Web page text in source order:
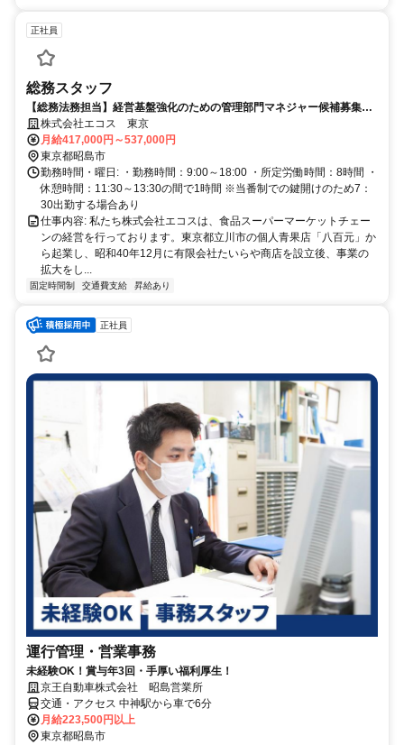
正社員
総務スタッフ
【総務法務担当】経営基盤強化のための管理部門マネジャー候補募集★
東証一部上場
株式会社エコス 東京
月給417,000円～537,000円
東京都昭島市
勤務時間・曜日: ・勤務時間：9:00～18:00 ・所定労働時間：8時間 ・
休憩時間：11:30～13:30の間で1時間 ※当番制での鍵開けのため7：
30出勤する場合あり
仕事内容: 私たち株式会社エコスは、食品スーパーマーケットチェー
ンの経営を行っております。東京都立川市の個人青果店「八百元」か
ら起業し、昭和40年12月に有限会社たいらや商店を設立後、事業の
拡大をし...
固定時間制 交通費支給 昇給あり
正社員
運行管理・営業事務
未経験OK！賞与年3回・手厚い福利厚生！
京王自動車株式会社 昭島営業所
交通・アクセス 中神駅から車で6分
月給223,500円以上
東京都昭島市